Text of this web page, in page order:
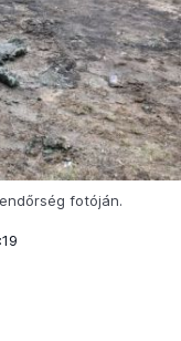
fotóján.